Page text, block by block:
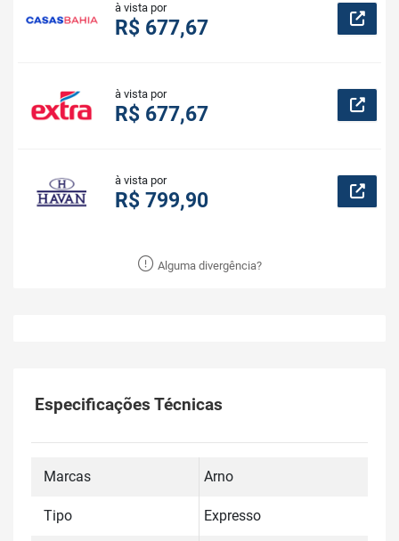
à vista por
R$ 677,67
à vista por
R$ 677,67
à vista por
R$ 799,90
Alguma divergência?
Especificações Técnicas
Marcas Arno
Tipo Expresso